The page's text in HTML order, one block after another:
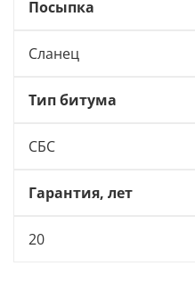
Посыпка
Сланец
Тип битума
СБС
Гарантия, лет
20